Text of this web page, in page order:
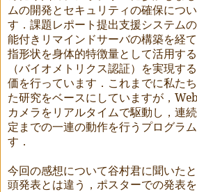
ムの開発とセキュリティの確保につ
す．課題レポート提出支援システム
能付きリマインドサーバの構築を経
指形状を身体的特徴量として活用す
（バイオメトリクス認証）を実現す
価を行っています．これまでに私た
た研究をベースにしていますが， Web
カメラをリアルタイムで駆動し，連
定までの一連の動作を行うプログラ
す．
今回の感想について谷村君に聞いた
頭発表とは違う，ポスターでの発表を